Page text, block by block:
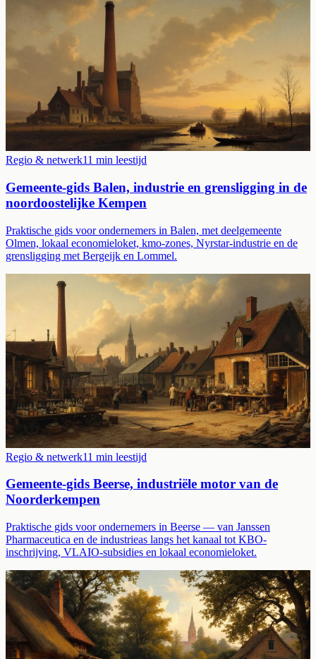
Regio & netwerk11 min leestijd
Gemeente-gids Balen, industrie en grensligging in de
noordoostelijke Kempen
Praktische gids voor ondernemers in Balen, met deelgemeente
Olmen, lokaal economieloket, kmo-zones, Nyrstar-industrie en de
grensligging met Bergeijk en Lommel.
Regio & netwerk11 min leestijd
Gemeente-gids Beerse, industriële motor van de
Noorderkempen
Praktische gids voor ondernemers in Beerse — van Janssen
Pharmaceutica en de industrieas langs het kanaal tot KBO-
inschrijving, VLAIO-subsidies en lokaal economieloket.